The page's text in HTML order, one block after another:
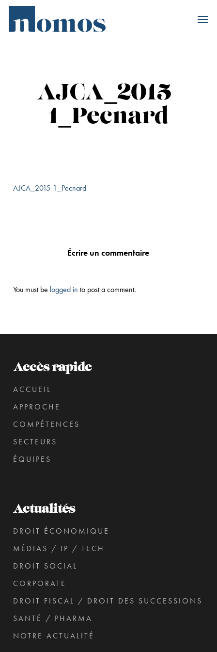
Skip
main
Accès rapide
AJCA_2015-
1_Pecnard
AJCA_2015-1_Pecnard
Écrire un commentaire
You must be logged in to post a comment.
Accès rapide
ACCUEIL
APPROCHE
COMPÉTENCES
SECTEURS
ÉQUIPES
Actualités
DROIT ÉCONOMIQUE
MÉDIAS / IP / TECH
DROIT SOCIAL
CORPORATE
DROIT FISCAL / DROIT DES SUCCESSIONS
SANTÉ / PHARMA
NOTRE ACTUALITÉ